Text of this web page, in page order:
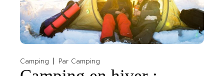
Camping Par Camping